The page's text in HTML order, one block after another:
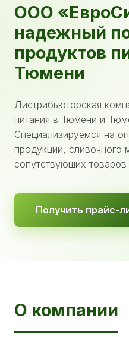
ООО
надежный
продуктов
Тюмени
Дистрибьюторская
питания в Тюмени и
Специализируемся на
продукции, сливочного
сопутствующих товаров
Получить прайс-
О компании